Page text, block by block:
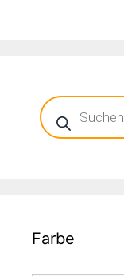
Products
search
Farbe